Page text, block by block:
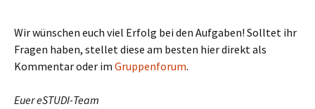
Wir wünschen euch viel Erfolg bei den Aufgaben! Solltet ihr
Fragen haben, stellet diese am besten hier direkt als
Kommentar oder im Gruppenforum.
Euer eSTUDI-Team